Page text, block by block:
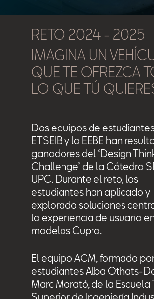
RETO 2024 - 2025
IMAGINA UN
QUE TE OFREZCA
LO QUE TÚ
Dos equipos de
ETSEIB y la EEBE han
ganadores del ‘Design
Challenge’ de la Cátedra
UPC. Durante el reto, los
estudiantes han aplicado y
explorado soluciones
la experiencia de usuario en
modelos Cupra.
El equipo ACM, formado
estudiantes Alba Othats-
Marc Morató, de la Escuela